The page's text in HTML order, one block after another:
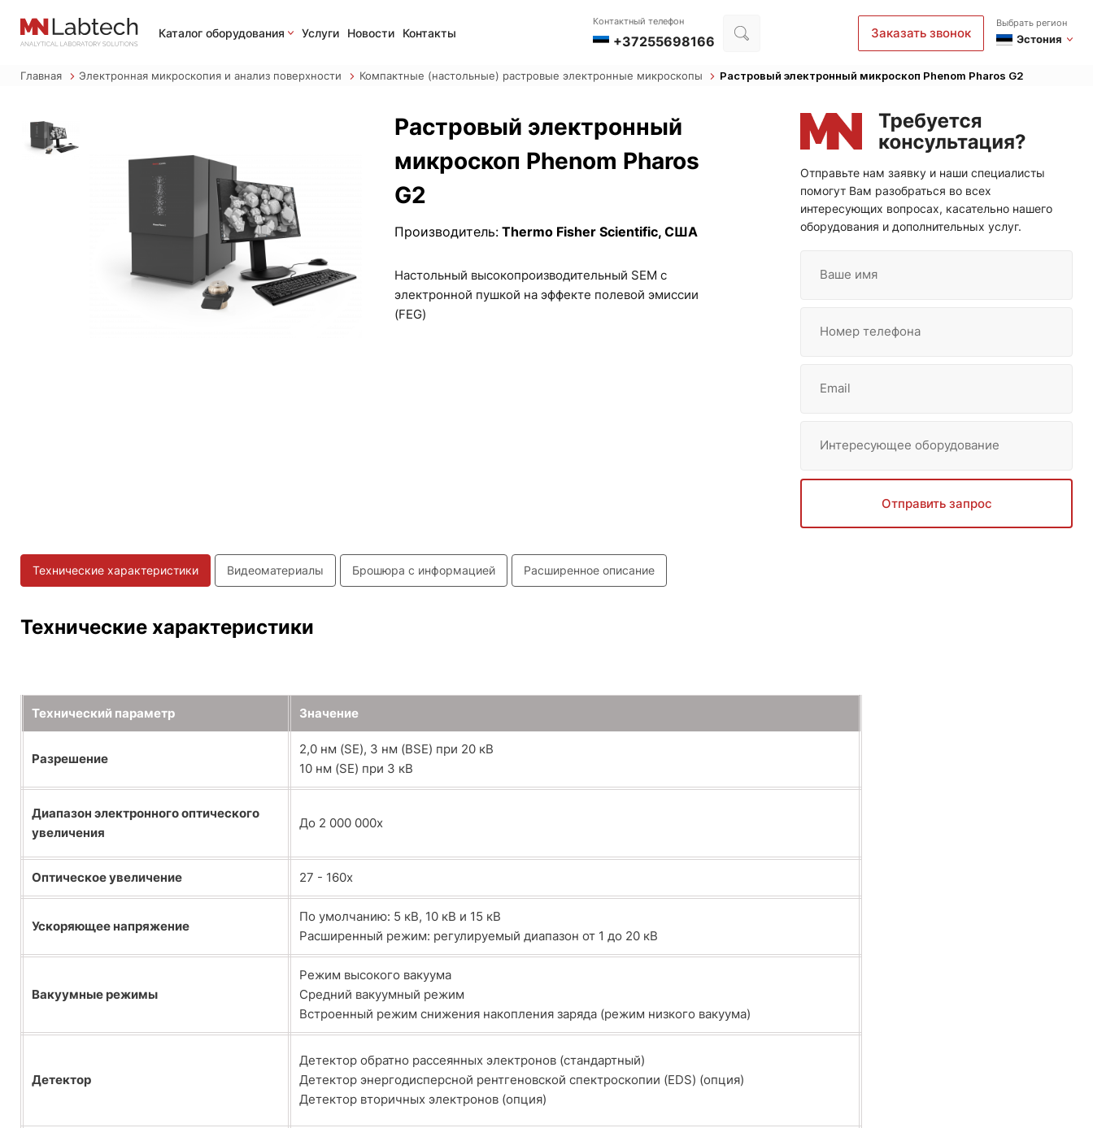
Каталог оборудования Услуги Новости Контакты
Контактный телефон
+37255698166
Заказать звонок
Выбрать регион
Эстония
Главная Электронная микроскопия и анализ поверхности Компактные (настольные) растровые электронные микроскопы Растровый электронный микроскоп Phenom Pharos G2
Растровый электронный
микроскоп Phenom Pharos
G2
Производитель: Thermo Fisher Scientific, США
Настольный высокопроизводительный SEM с
электронной пушкой на эффекте полевой эмиссии
(FEG)
Отправьте нам заявку и наши специалисты
помогут Вам разобраться во всех
интересующих вопросах, касательно нашего
оборудования и дополнительных услуг.
Ваше имя
Номер телефона
Email
Интересующее оборудование
Отправить запрос
Технические характеристики Видеоматериалы Брошюра c информацией Расширенное описание
Технические характеристики
Технический параметр Значение
Разрешение
2,0 нм (SE), 3 нм (BSE) при 20 кВ
10 нм (SE) при 3 кВ
Диапазон электронного оптического
увеличения
До 2 000 000x
Оптическое увеличение 27 - 160x
Ускоряющее напряжение
По умолчанию: 5 кВ, 10 кВ и 15 кВ
Расширенный режим: регулируемый диапазон от 1 до 20 кВ
Вакуумные режимы
Режим высокого вакуума
Средний вакуумный режим
Встроенный режим снижения накопления заряда (режим низкого вакуума)
Детектор
Детектор обратно рассеянных электронов (стандартный)
Детектор энергодисперсной рентгеновской спектроскопии (EDS) (опция)
Детектор вторичных электронов (опция)